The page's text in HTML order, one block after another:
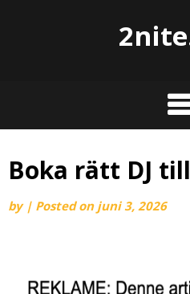
Boka rätt DJ
by | Posted on juni 3, 2026